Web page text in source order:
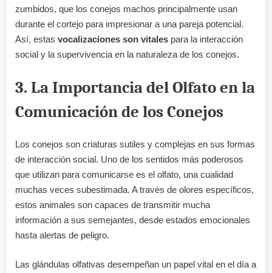
zumbidos, que los conejos machos principalmente usan
durante el cortejo para impresionar a una pareja potencial.
Así, estas vocalizaciones son vitales para la interacción
social y la supervivencia en la naturaleza de los conejos.
3. La Importancia del Olfato en la
Comunicación de los Conejos
Los conejos son criaturas sutiles y complejas en sus formas
de interacción social. Uno de los sentidos más poderosos
que utilizan para comunicarse es el olfato, una cualidad
muchas veces subestimada. A través de olores específicos,
estos animales son capaces de transmitir mucha
información a sus semejantes, desde estados emocionales
hasta alertas de peligro.
Las glándulas olfativas desempeñan un papel vital en el día a